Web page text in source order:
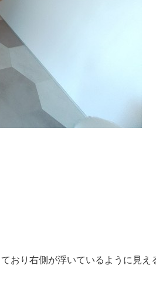
おり右側が浮いているように見え